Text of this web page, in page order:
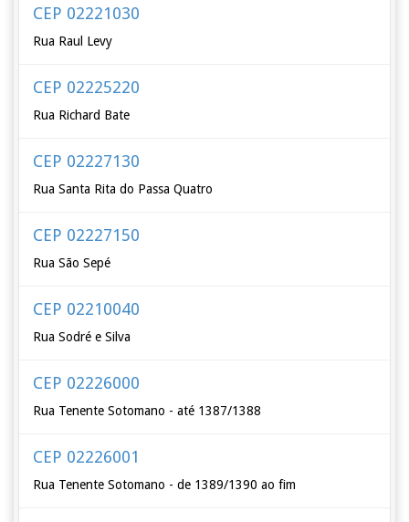
CEP 02221030
Rua Raul Levy
CEP 02225220
Rua Richard Bate
CEP 02227130
Rua Santa Rita do Passa Quatro
CEP 02227150
Rua São Sepé
CEP 02210040
Rua Sodré e Silva
CEP 02226000
Rua Tenente Sotomano - até 1387/1388
CEP 02226001
Rua Tenente Sotomano - de 1389/1390 ao fim